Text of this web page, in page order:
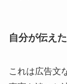
自分が伝え
これは広告文